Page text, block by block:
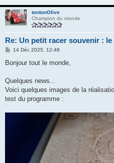
tontonOlive
Champion du monde
Re: Un petit racer souvenir :
M
s
g
14 Déc 2025, 12:48
Bonjour tout le monde,
Quelques news...
Voici quelques images de la
test du programme :